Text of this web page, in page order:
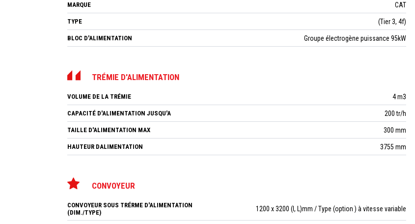
MARQUE CAT
TYPE (Tier 3, 4f)
BLOC D'ALIMENTATION Groupe électrogène puissance 95kW
TRÉMIE D'ALIMENTATION
VOLUME DE LA TRÉMIE 4 m3
CAPACITÉ D'ALIMENTATION JUSQU'A 200 tr/h
TAILLE D'ALIMENTATION MAX 300 mm
HAUTEUR DALIMENTATION 3755 mm
CONVOYEUR
CONVOYEUR SOUS TRÉRME D'ALIMENTATION
(DIM./TYPE)
1200 x 3200 (l, L)mm / Type (option ) à vitesse variable